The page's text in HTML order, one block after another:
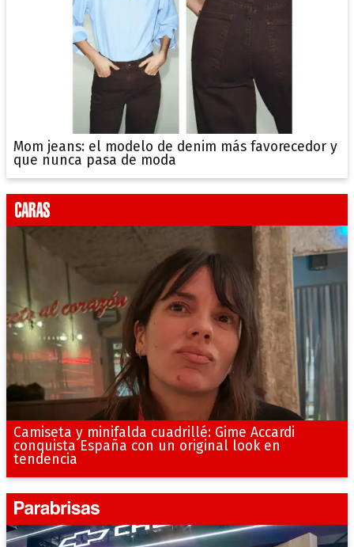
Mom jeans: el modelo de denim más favorecedor y
que nunca pasa de moda
Camiseta y minifalda cuadrillé: Gime Accardi
conquista España con un original look en
tendencia